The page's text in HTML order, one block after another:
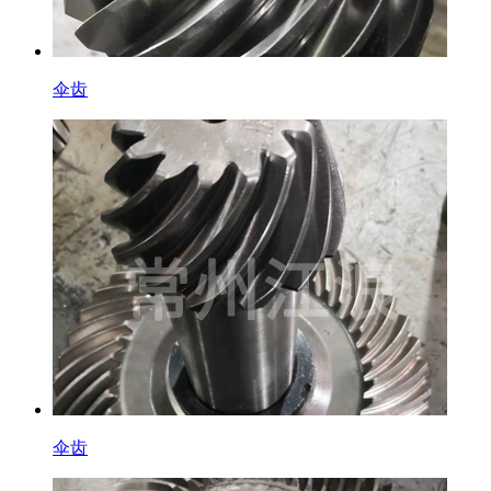
伞齿
伞齿